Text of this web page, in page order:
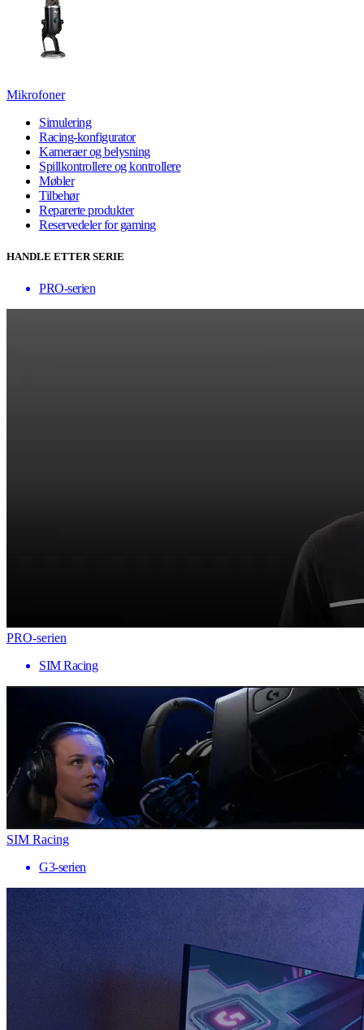
Mikrofoner
Simulering
Racing-konfigurator
Kameraer og belysning
Spillkontrollere og kontrollere
Møbler
Tilbehør
Reparerte produkter
Reservedeler for gaming
HANDLE ETTER SERIE
PRO-serien
PRO-serien
SIM Racing
SIM Racing
G3-serien